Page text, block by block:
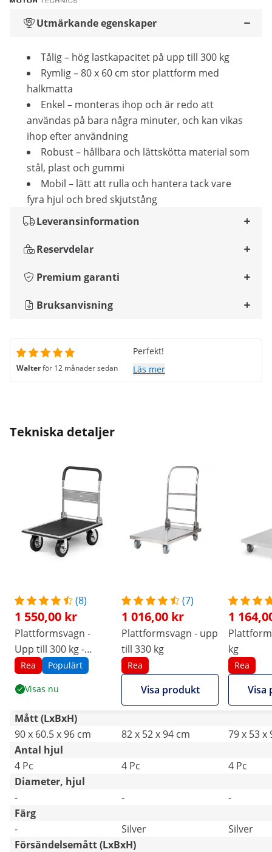
Utmärkande egenskaper
Tålig – hög lastkapacitet på upp till 300 kg
Rymlig – 80 x 60 cm stor plattform med
halkmatta
Enkel – monteras ihop och är redo att
användas på bara några minuter, och kan vikas
ihop efter användning
Robust – hållbara och lättskötta material som
stål, plast och gummi
Mobil – lätt att rulla och hantera tack vare
fyra hjul och bred skjutstång
Leveransinformation
Reservdelar
Premium garanti
Bruksanvisning
Walterför 12 månader sedan
Perfekt!
Läs mer
Tekniska detaljer
(8)
1 550,00 kr
Plattformsvagn -
Upp till 300 kg -
Hopfällbar
Rea Populärt
Visas nu
(7)
1 016,00 kr
Plattformsvagn - upp
till 330 kg
Rea
Visa produkt
1
kg
Rea
Visa
Mått (LxBxH)
90 x 60.5 x 96 cm
82 x 52 x 94 cm
79 x 53 x
Antal hjul
4 Pc
4 Pc
4 Pc
Diameter, hjul
-
-
-
Färg
-
Silver
Silver
Försändelsemått (LxBxH)